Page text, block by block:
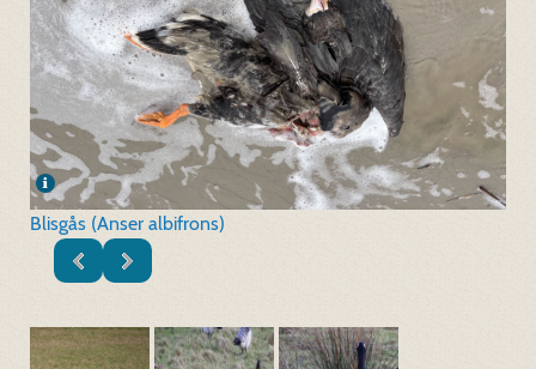
Blisgås (Anser albifrons)